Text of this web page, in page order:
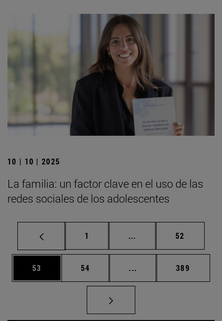
10 | 10 | 2025
La familia: un factor clave en el uso de las
redes sociales de los adolescentes
Página
1 ... Páginas intermedias
Página
52
Página
53 Página
54 ... Páginas intermedias
Página
389